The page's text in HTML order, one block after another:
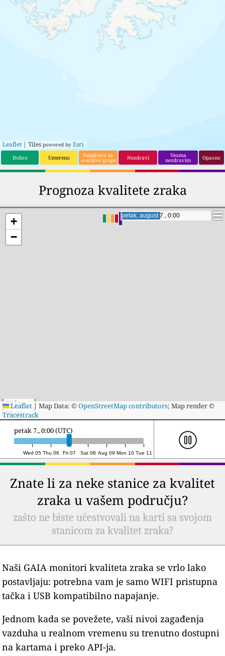
Leaflet | Tiles powered by Esri
Dobro Umereno Nezdravo za
osetljive grupe Nezdravi Veoma
nezdravim Opasno
Prognoza kvalitete zraka
petak, august 7., 19:00
petak, august 7., 19:00
+
−
50 km
30 mi
Leaflet| Map Data: ©OpenStreetMap contributors; Map render ©
Tracestrack
Wed 05 Thu 06 Fri 07 Sat 08 Aug 09 Mon 10 Tue 11
petak 7., 19:00 (UTC)
Znate li za neke stanice za kvalitet
zraka u vašem području?
zašto ne biste učestvovali na karti sa svojom
stanicom za kvalitet zraka?
Naši GAIA monitori kvaliteta zraka se vrlo lako
postavljaju: potrebna vam je samo WIFI pristupna
tačka i USB kompatibilno napajanje.
Jednom kada se povežete, vaši nivoi zagađenja
vazduha u realnom vremenu su trenutno dostupni
na kartama i preko API-ja.